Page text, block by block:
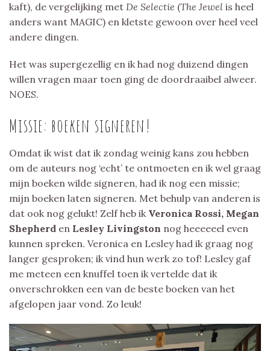
kaft), de vergelijking met De Selectie (The Jewel is heel
anders want MAGIC) en kletste gewoon over heel veel
andere dingen.
Het was supergezellig en ik had nog duizend dingen
willen vragen maar toen ging de doordraaibel alweer.
NOES.
Missie: boeken signeren!
Omdat ik wist dat ik zondag weinig kans zou hebben
om de auteurs nog ‘echt’ te ontmoeten en ik wel graag
mijn boeken wilde signeren, had ik nog een missie;
mijn boeken laten signeren. Met behulp van anderen is
dat ook nog gelukt! Zelf heb ik Veronica Rossi, Megan
Shepherd en Lesley Livingston nog heeeeeel even
kunnen spreken. Veronica en Lesley had ik graag nog
langer gesproken; ik vind hun werk zo tof! Lesley gaf
me meteen een knuffel toen ik vertelde dat ik
onverschrokken een van de beste boeken van het
afgelopen jaar vond. Zo leuk!